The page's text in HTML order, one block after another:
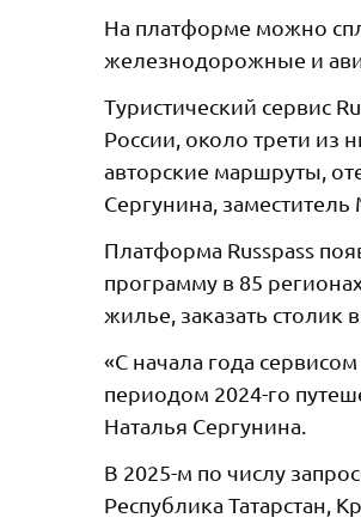
На платформе можно
железнодорожные и
Туристический сервис
России, около трети из
авторские маршруты,
Сергунина,
Платформа Russpass
программу в 85
жилье, заказать столик
«С начала года
периодом 2024-го
Наталья Сергунина.
В 2025-м по числу
Республика Татарстан,